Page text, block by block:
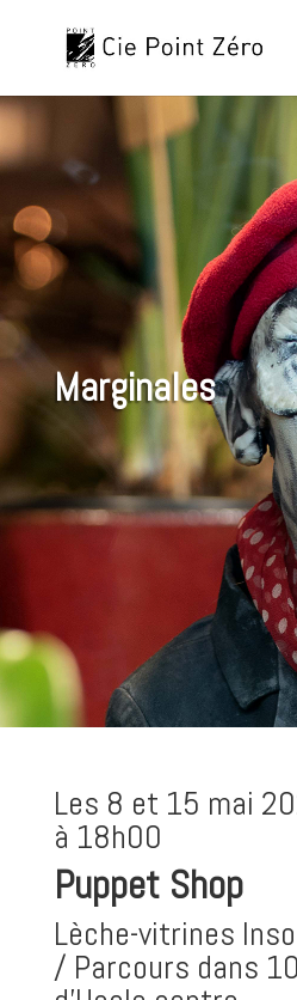
Marginales
Les 8 et 15 mai
à 18h00
Puppet Shop
Lèche-vitrines
/ Parcours dans